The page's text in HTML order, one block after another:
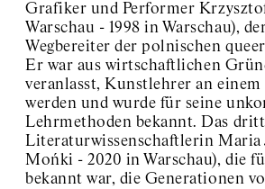
Grafiker und Performer Krzysztof
Warschau - 1998 in Warschau),
Wegbereiter der polnischen
Er war aus wirtschaftlichen
veranlasst, Kunstlehrer an
werden und wurde für seine
Lehrmethoden bekannt. Das
Literaturwissenschaftlerin Maria
Mońki - 2020 in Warschau), die
bekannt war, die Generationen